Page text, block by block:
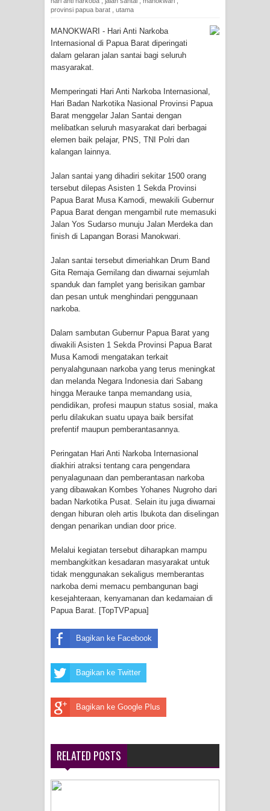
Jalani Sidang BP4R di Jayapura
Mengapresiasi Antusiasme Warga
Saat Nonton Bareng Final Piala Dunia
2026 di Lapangan Karang PTC Entrop
Kebakaran Hanguskan Satu Rumah
di Kompleks Asrama Polisi Sorong
Profil Lengkap Papua Barat, Bumi
Profil Lengkap Provinsi Papua, Bumi
Cenderawasih di Ujung Timur
Profil Lengkap Aceh, Provinsi
Istimewa di Ujung Sumatera
Lima Rumah Pribadi Terbakar Di
Hamadi Jayapura Selatan
Gempa M3,3 Guncang Nabire, BMKG
Imbau Waspada Susulan
Mama-Mama Pasar Lama Sentani
Protes Tumpukan Sampah dengan
Menghambur ke Tengah Jalan
Polres Jayapura Terima Laporan
Hilangnya Agustina Ester Bonsapia
Marthen Medlama Sebut Pemprov
Mace
BRI Region 18 Jayapura Salurkan
Polda Papua pada Peringatan Hari
provinsi papua barat
utama
MANOKWARI - Hari Anti Narkoba
Internasional di Papua Barat diperingati
dalam gelaran jalan santai bagi seluruh
masyarakat.
Memperingati Hari Anti Narkoba Internasional,
Hari Badan Narkotika Nasional Provinsi Papua
Barat menggelar Jalan Santai dengan
melibatkan seluruh masyarakat dari berbagai
elemen baik pelajar, PNS, TNI Polri dan
kalangan lainnya.
Jalan santai yang dihadiri sekitar 1500 orang
tersebut dilepas Asisten 1 Sekda Provinsi
Papua Barat Musa Kamodi, mewakili Gubernur
Papua Barat dengan mengambil rute memasuki
Jalan Yos Sudarso munuju Jalan Merdeka dan
finish di Lapangan Borasi Manokwari.
Jalan santai tersebut dimeriahkan Drum Band
Gita Remaja Gemilang dan diwarnai sejumlah
spanduk dan famplet yang berisikan gambar
dan pesan untuk menghindari penggunaan
narkoba.
Dalam sambutan Gubernur Papua Barat yang
diwakili Asisten 1 Sekda Provinsi Papua Barat
Musa Kamodi mengatakan terkait
penyalahgunaan narkoba yang terus meningkat
dan melanda Negara Indonesia dari Sabang
hingga Merauke tanpa memandang usia,
pendidikan, profesi maupun status sosial, maka
perlu dilakukan suatu upaya baik bersifat
prefentif maupun pemberantasannya.
Peringatan Hari Anti Narkoba Internasional
diakhiri atraksi tentang cara pengendara
penyalagunaan dan pemberantasan narkoba
yang dibawakan Kombes Yohanes Nugroho dari
badan Narkotika Pusat. Selain itu juga diwarnai
dengan hiburan oleh artis Ibukota dan diselingan
dengan penarikan undian door price.
Melalui kegiatan tersebut diharapkan mampu
membangkitkan kesadaran masyarakat untuk
tidak menggunakan sekaligus memberantas
narkoba demi memacu pembangunan bagi
kesejahteraan, kenyamanan dan kedamaian di
Papua Barat. [TopTVPapua]
Bagikan ke Facebook
Bagikan ke Twitter
Bagikan ke Google Plus
RELATED POSTS